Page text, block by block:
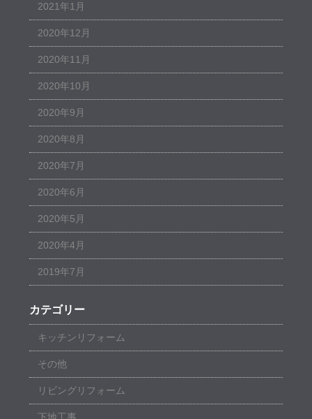
2021年1月
2020年12月
2020年11月
2020年10月
2020年9月
2020年8月
2020年7月
2020年6月
2020年5月
2020年4月
2019年7月
カテゴリー
キッチンリフォーム
その他
リビングリフォーム